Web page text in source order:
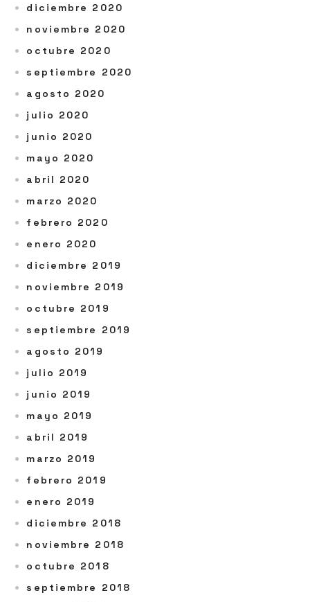
diciembre 2020
noviembre 2020
octubre 2020
septiembre 2020
agosto 2020
julio 2020
junio 2020
mayo 2020
abril 2020
marzo 2020
febrero 2020
enero 2020
diciembre 2019
noviembre 2019
octubre 2019
septiembre 2019
agosto 2019
julio 2019
junio 2019
mayo 2019
abril 2019
marzo 2019
febrero 2019
enero 2019
diciembre 2018
noviembre 2018
octubre 2018
septiembre 2018